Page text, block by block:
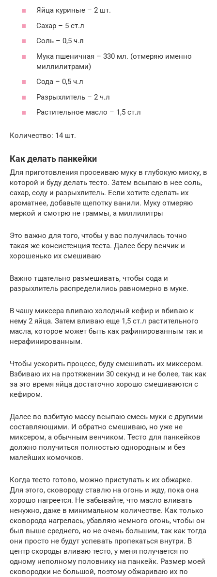
Яйца куриные – 2 шт.
Сахар – 5 ст.л
Соль – 0,5 ч.л
Мука пшеничная – 330 мл. (отмеряю именно
миллилитрами)
Сода – 0,5 ч.л
Разрыхлитель – 2 ч.л
Растительное масло – 1,5 ст.л
Количество: 14 шт.
Как делать панкейки
Для приготовления просеиваю муку в глубокую миску, в
которой и буду делать тесто. Затем всыпаю в нее соль,
сахар, соду и разрыхлитель. Если хотите сделать их
ароматнее, добавьте щепотку ванили. Муку отмеряю
меркой и смотрю не граммы, а миллилитры
Это важно для того, чтобы у вас получилась точно
такая же консистенция теста. Далее беру венчик и
хорошенько их смешиваю
Важно тщательно размешивать, чтобы сода и
разрыхлитель распределились равномерно в муке.
В чашу миксера вливаю холодный кефир и вбиваю к
нему 2 яйца. Затем вливаю еще 1,5 ст.л растительного
масла, которое может быть как рафинированным так и
нерафинированным.
Чтобы ускорить процесс, буду смешивать их миксером.
Взбиваю их на протяжении 30 секунд и не более, так как
за это время яйца достаточно хорошо смешиваются с
кефиром.
Далее во взбитую массу всыпаю смесь муки с другими
составляющими. И обратно смешиваю, но уже не
миксером, а обычным венчиком. Тесто для панкейков
должно получиться полностью однородным и без
малейших комочков.
Когда тесто готово, можно приступать к их обжарке.
Для этого, сковороду ставлю на огонь и жду, пока она
хорошо нагреется. Не забывайте, что масло вливать
ненужно, даже в минимальном количестве. Как только
сковорода нагрелась, убавляю немного огонь, чтобы он
был выше среднего, но не очень большим, так как тогда
они просто не будут успевать пропекаться внутри. В
центр скороды вливаю тесто, у меня получается по
одному неполному половнику на панкейк. Размер моей
сковородки не большой, поэтому обжариваю их по